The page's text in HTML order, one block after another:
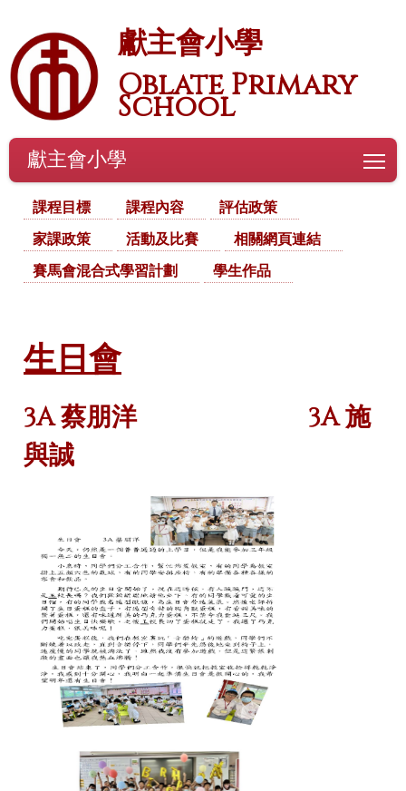
獻主會小學
Oblate Primary
School
獻主會小學
課程目標 課程內容
評估政策
家課政策
活動及比賽
相關網頁連結
賽馬會混合式學習計劃
學生作品
生日會
3A 蔡朋洋
3A 施
與誠